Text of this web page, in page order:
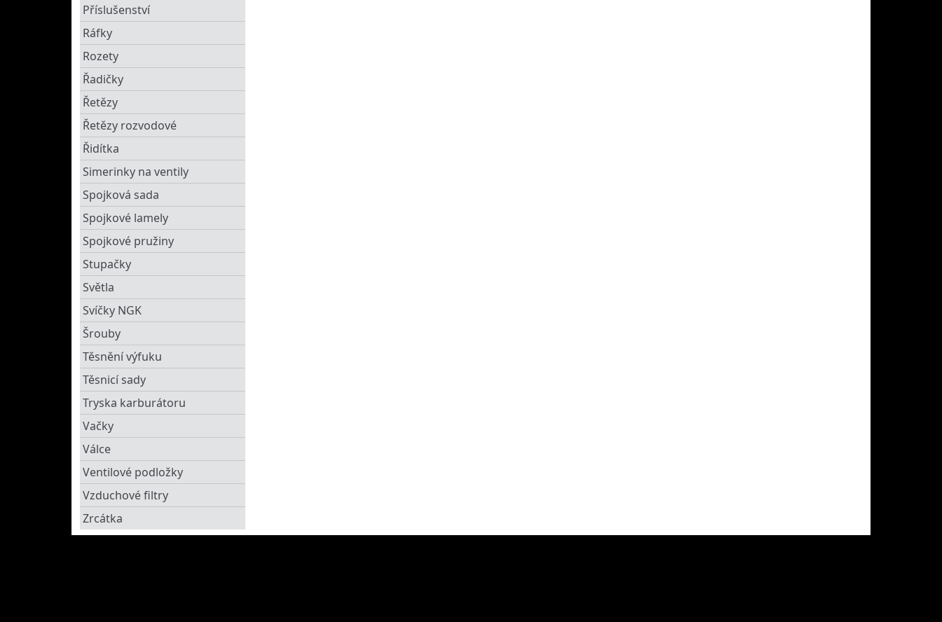
Příslušenství
Ráfky
Rozety
Řadičky
Řetězy
Řetězy rozvodové
Řidítka
Simerinky na ventily
Spojková sada
Spojkové lamely
Spojkové pružiny
Stupačky
Světla
Svíčky NGK
Šrouby
Těsnění výfuku
Těsnicí sady
Tryska karburátoru
Vačky
Válce
Ventilové podložky
Vzduchové filtry
Zrcátka